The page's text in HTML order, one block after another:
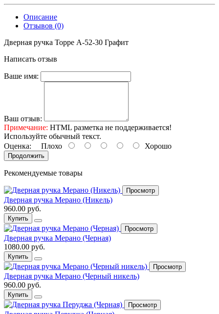
Описание
Отзывов (0)
Дверная ручка Торре A-52-30 Графит
Написать отзыв
Ваше имя:
Ваш отзыв:
Примечание: HTML разметка не поддерживается!
Используйте обычный текст.
Оценка: Плохо Хорошо
Продолжить
Рекомендуемые товары
Просмотр
Дверная ручка Мерано (Никель)
960.00 руб.
Купить
Просмотр
Дверная ручка Мерано (Черная)
1080.00 руб.
Купить
Просмотр
Дверная ручка Мерано (Черный никель)
960.00 руб.
Купить
Просмотр